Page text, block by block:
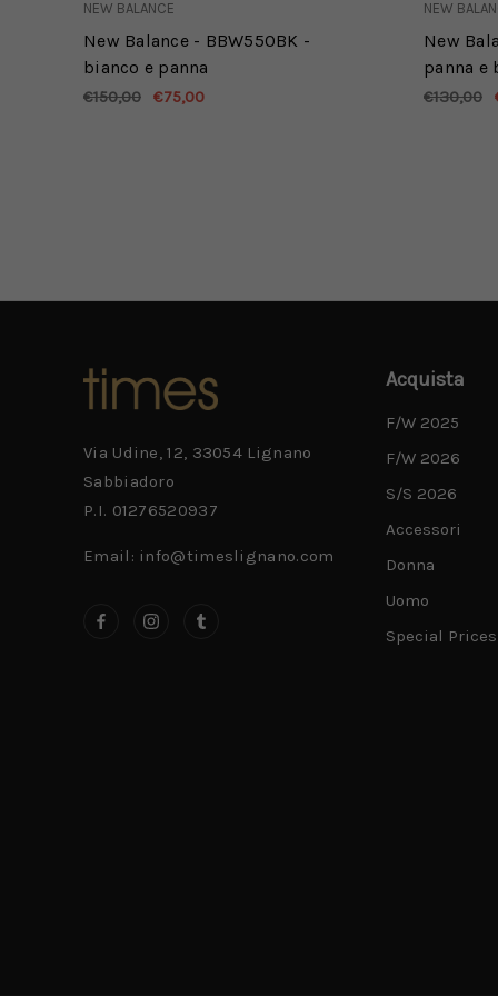
NEW BALANCE
New Balance - BBW550BK -
bianco e panna
€150,00 €75,00
NEW
New
panna e
€130,00
Via Udine, 12, 33054 Lignano
Sabbiadoro
P.I. 01276520937
Email: info@timeslignano.com
Acquista
F/W 2025
F/W 2026
S/S 2026
Accessori
Donna
Uomo
Special Prices